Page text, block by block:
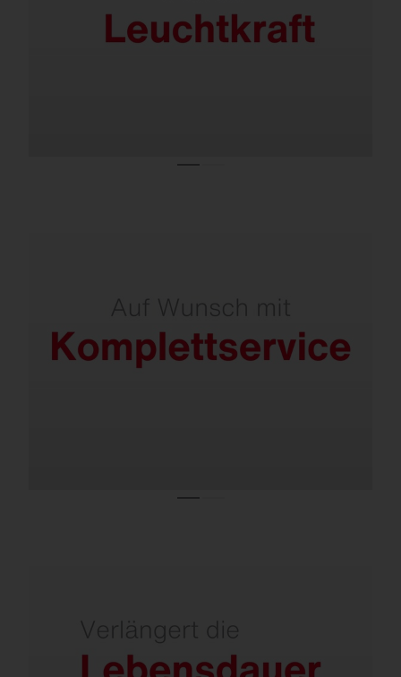
Vergilbungsfreie PMMA-Linsen.
Von Leuchte und Mast bis zur fertigen
Lösung.
Alles aus einer Hand.
Echtzeitdaten für eine optimale Pflege und
Nutzung Ihres Sportplatzes.